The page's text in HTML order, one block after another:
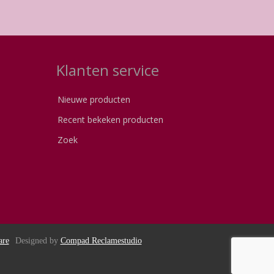
Klanten service
Nieuwe producten
Recent bekeken producten
Zoek
Designed by Compad Reclamestudio